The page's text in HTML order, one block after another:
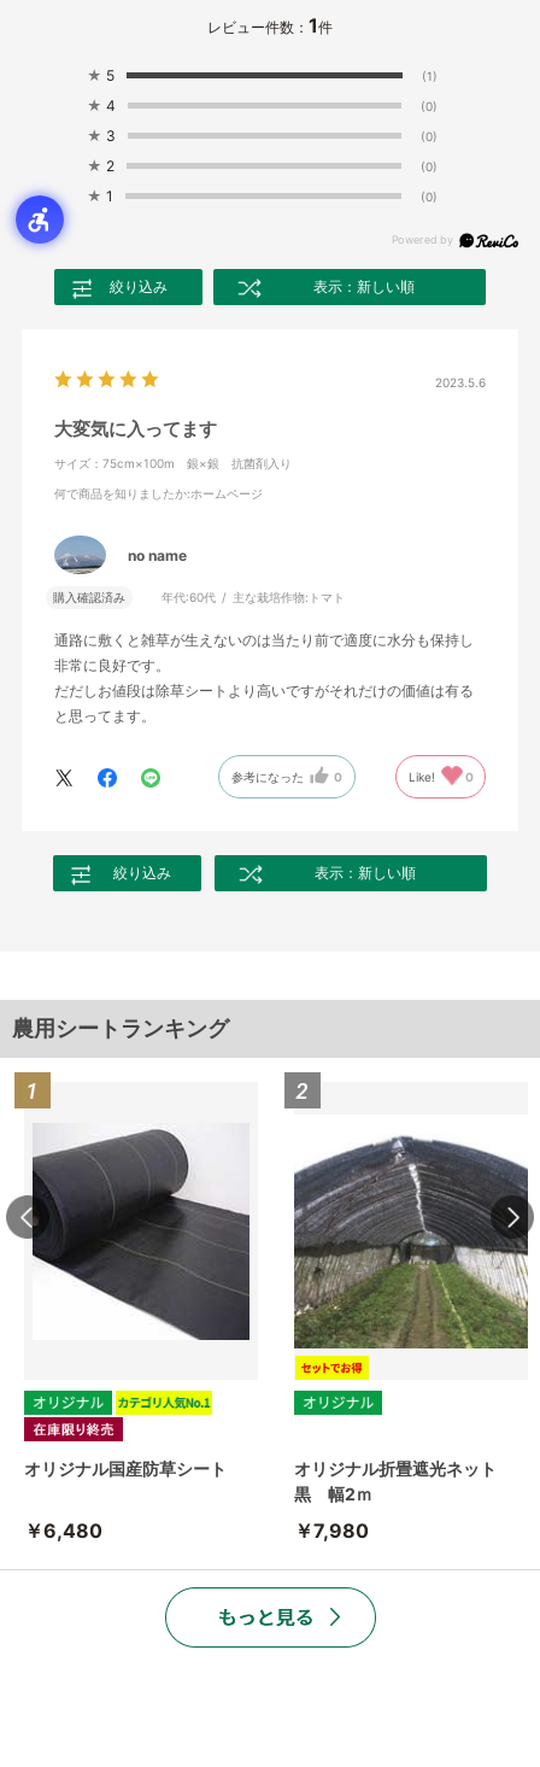
レビュー件数： 1件
★ 5 (1)
★ 4 (0)
★ 3 (0)
★ 2 (0)
★ 1 (0)
絞り込み 表示：新しい順
2023.5.6
大変気に入ってます
サイズ：75cm×100m 銀×銀 抗菌剤入り
何で商品を知りましたか:ホームページ
no name
購入確認済み 年代:60代 主な栽培作物: トマト
通路に敷くと雑草が生えないのは当たり前で適度に水分も保持し
非常に良好です。
だだしお値段は除草シートより高いですがそれだけの価値は有る
と思ってます。
参考になった 0 Like! 0
絞り込み 表示：新しい順
農用シートランキング
オリジナル国産防草シート
￥6,480
オリジナル折畳遮光ネット
黒 幅2ｍ
￥7,980